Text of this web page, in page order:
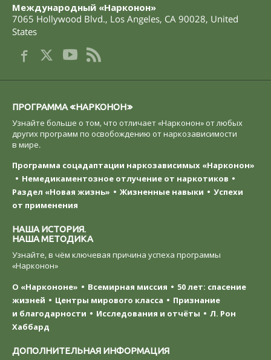
Международный «Нарконон»
7065 Hollywood Blvd., Los Angeles, CA 90028, United
States
ПРОГРАММА «НАРКОНОН»
Узнайте больше о том, что отличает «Нарконон» от любых
других программ по освобождению от наркозависимости
в мире.
Программа соцадаптации наркозависимых «Нарконон»
Немедикаментозное отлучение от наркотиков
Раздел «Новая жизнь»
Жизненные навыки
Успехи
от применения
НАША ИСТОРИЯ.
НАША МЕТОДИКА
Узнайте, в чём ключевая причина успеха программы
«Нарконон»
О «Наркононе»
Всемирная миссия
50 лет: спасение
жизней
Центры мирового класса
Признание
и благодарности
Исследования и отчёты
Л. Рон
Хаббард
ДОПОЛНИТЕЛЬНАЯ ИНФОРМАЦИЯ